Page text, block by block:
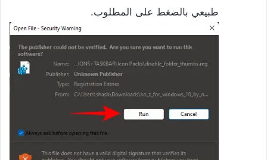
طبيعي بالضغط على المطلوب.